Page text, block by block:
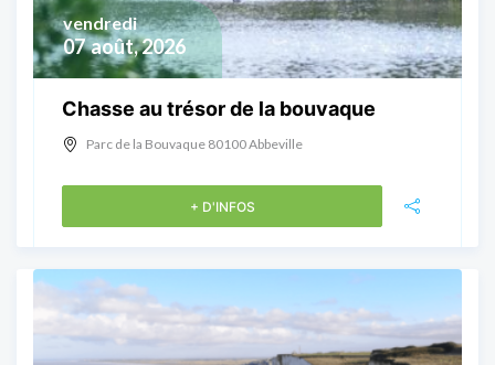
07 août, 2026
vendredi
Chasse au trésor de la bouvaque
Parc de la Bouvaque 80100 Abbeville
+ D'INFOS